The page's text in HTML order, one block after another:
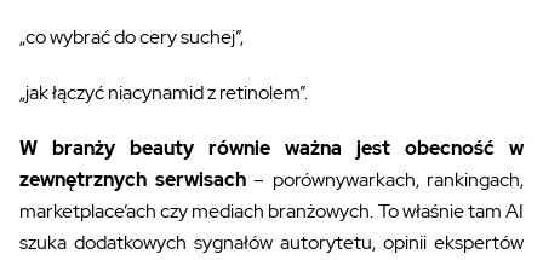
„co wybrać do cery suchej”,
„jak łączyć niacynamid z retinolem”.
W branży beauty równie ważna jest obecność w
zewnętrznych serwisach– porównywarkach, rankingach,
marketplace’ach czy mediach branżowych. To właśnie tam AI
szuka dodatkowych sygnałów autorytetu, opinii ekspertów